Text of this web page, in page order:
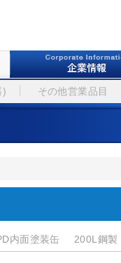
) その他営業品目
内面塗装缶 200L鋼製